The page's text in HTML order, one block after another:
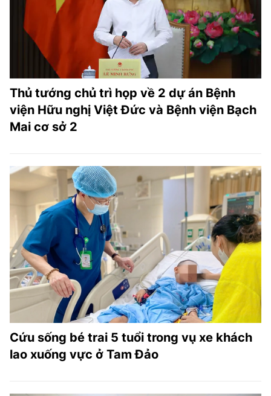
Thủ tướng chủ trì họp về 2 dự án Bệnh
viện Hữu nghị Việt Đức và Bệnh viện Bạch
Mai cơ sở 2
Cứu sống bé trai 5 tuổi trong vụ xe khách
lao xuống vực ở Tam Đảo